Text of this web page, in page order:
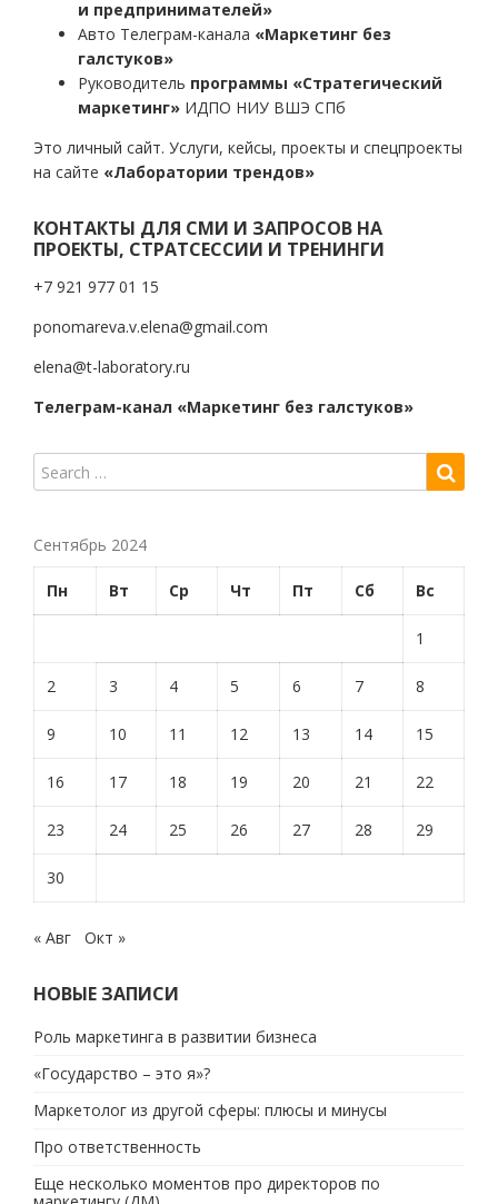
и предпринимателей»
Авто Телеграм-канала «Маркетинг без
галстуков»
Руководитель программы «Стратегический
маркетинг» ИДПО НИУ ВШЭ СПб
Это личный сайт. Услуги, кейсы, проекты и спецпроекты
на сайте «Лаборатории трендов»
КОНТАКТЫ ДЛЯ СМИ И ЗАПРОСОВ НА
ПРОЕКТЫ, СТРАТСЕССИИ И ТРЕНИНГИ
+7 921 977 01 15
ponomareva.v.elena@gmail.com
elena@t-laboratory.ru
Телеграм-канал «Маркетинг без галстуков»
Сентябрь 2024
Пн Вт Ср Чт Пт Сб Вс
1
2 3 4 5 6 7 8
9 10 11 12 13 14 15
16 17 18 19 20 21 22
23 24 25 26 27 28 29
30
« Авг Окт »
НОВЫЕ ЗАПИСИ
Роль маркетинга в развитии бизнеса
«Государство – это я»?
Маркетолог из другой сферы: плюсы и минусы
Про ответственность
Еще несколько моментов про директоров по